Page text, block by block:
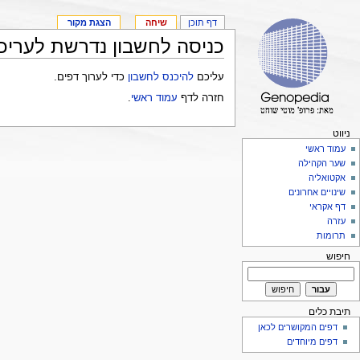
כניסה לחשבון נדרשת
עליכם להיכנס לחשבון כדי לערוך דפים.
חזרה לדף עמוד ראשי
דף תוכן שיחה הצגת מקור
ניווט
עמוד ראשי
שער הקהילה
אקטואליה
שינויים אחרונים
דף אקראי
עזרה
תרומות
חיפוש
תיבת כלים
דפים המקושרים לכאן
דפים מיוחדים